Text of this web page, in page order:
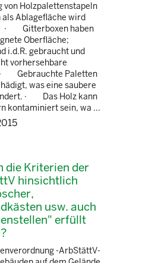
von Holzpalettenstapeln
als Ablagefläche wird
· Gitterboxen haben
Oberfläche;
i.d.R. gebraucht und
vorhersehbare
· Gebrauchte Paletten
was eine saubere
· Das Holz kann
kontaminiert sein, wa ...
die Kriterien der
hinsichtlich
usw. auch
erfüllt
-ArbStättV-